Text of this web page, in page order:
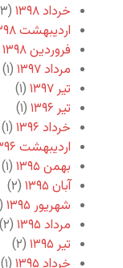
خرداد ۱۳۹۸
(۳)
اردیبهشت ۱۳۹۸
فروردین ۱۳۹۸
مرداد ۱۳۹۷
(۱)
تیر ۱۳۹۷
(۱)
تیر ۱۳۹۶
(۱)
خرداد ۱۳۹۶
(۱)
اردیبهشت ۱۳۹۶
بهمن ۱۳۹۵
(۱)
آبان ۱۳۹۵
(۲)
شهریور ۱۳۹۵
(۴)
مرداد ۱۳۹۵
(۲)
تیر ۱۳۹۵
(۲)